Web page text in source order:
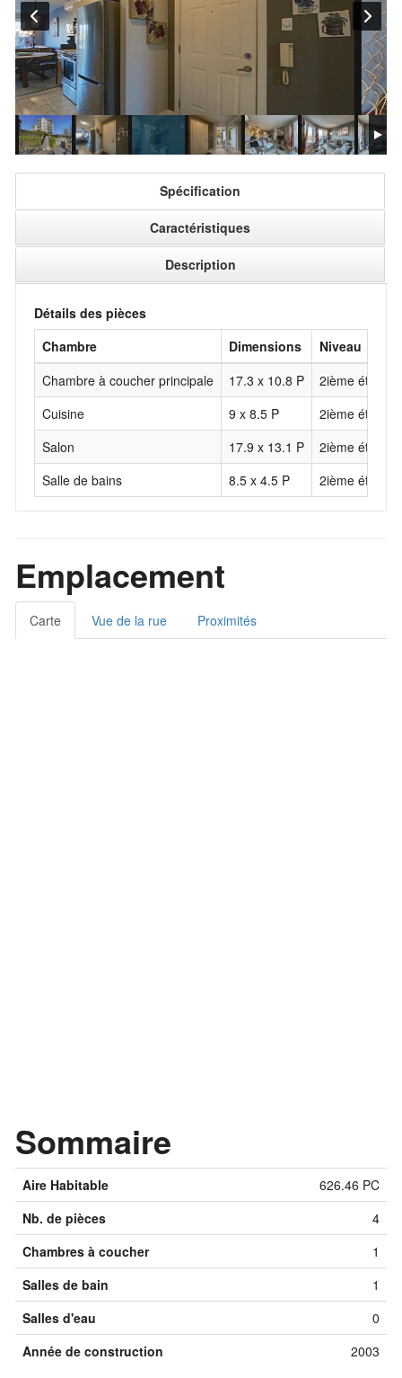
Spécification
Caractéristiques
Description
Détails des pièces
Chambre
Dimensions
Niveau
Chambre à coucher principale
17.3 x 10.8 P
2ième étage
Cuisine
9 x 8.5 P
2ième étage
Salon
17.9 x 13.1 P
2ième étage
Salle de bains
8.5 x 4.5 P 2ième étage
Emplacement
Carte Vue de la rue Proximités
Sommaire
Aire Habitable
626.46 PC
Nb. de pièces
4
Chambres à coucher
1
Salles de bain
1
Salles d'eau
0
Année de construction
2003